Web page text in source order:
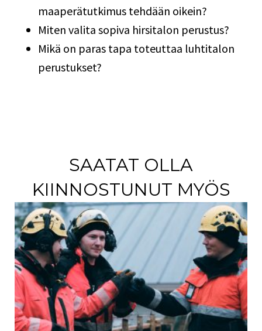
maaperätutkimus tehdään oikein?
Miten valita sopiva hirsitalon perustus?
Mikä on paras tapa toteuttaa luhtitalon
perustukset?
SAATAT OLLA
KIINNOSTUNUT MYÖS